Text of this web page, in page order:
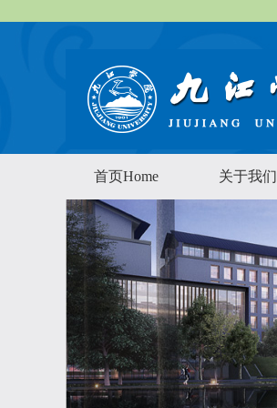
首页Home 关于我们